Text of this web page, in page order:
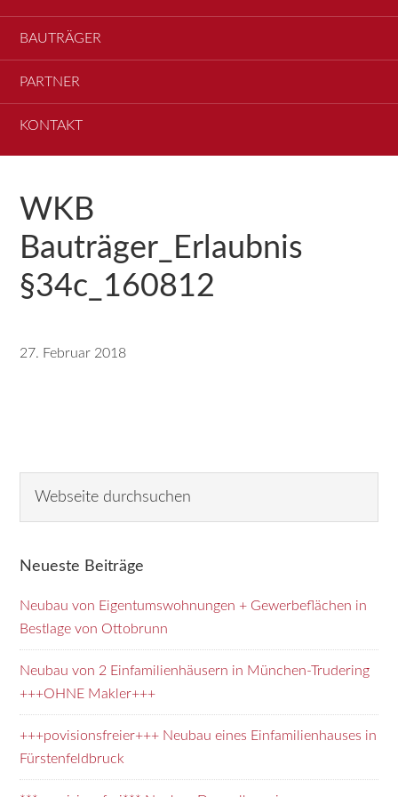
BAUTRÄGER
PARTNER
KONTAKT
WKB
Bauträger_Erlaubnis
§34c_160812
27. Februar 2018
Seitenspalte
durchsuchen
Neueste Beiträge
Neubau von Eigentumswohnungen + Gewerbeflächen in
Bestlage von Ottobrunn
Neubau von 2 Einfamilienhäusern in München-Trudering
+++OHNE Makler+++
+++povisionsfreier+++ Neubau eines Einfamilienhauses in
Fürstenfeldbruck